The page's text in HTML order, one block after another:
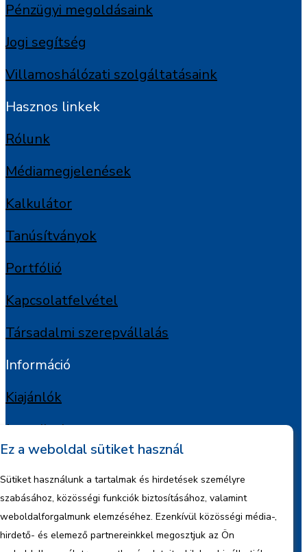
Pénzügyi megoldásaink
Jogi segítség
Villamoshálózati szolgáltatásaink
Hasznos linkek
Rólunk
Médiamegjelenések
Kalkulátor
Tanúsítványok
Portfólió
Kapcsolatfelvétel
Társadalmi szerepvállalás
Információ
Kiajánlók
Jognyilatkozat
Adatkezelési tájékoztató
Céginformáció
Ez a weboldal sütiket használ
Sütiket használunk a tartalmak és hirdetések személyre
szabásához, közösségi funkciók biztosításához, valamint
weboldalforgalmunk elemzéséhez. Ezenkívül közösségi média-,
hirdető- és elemező partnereinkkel megosztjuk az Ön